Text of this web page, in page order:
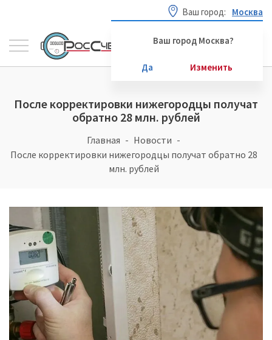
Ваш город: Москва
Ваш город Москва?
Да Изменить
После корректировки нижегородцы получат
обратно 28 млн. рублей
Главная
Новости
После корректировки нижегородцы получат обратно 28
млн. рублей